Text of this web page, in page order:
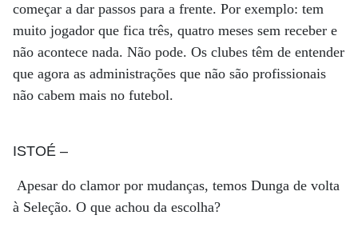
começar a dar passos para a frente. Por exemplo: tem
muito jogador que fica três, quatro meses sem receber e
não acontece nada. Não pode. Os clubes têm de entender
que agora as administrações que não são profissionais
não cabem mais no futebol.
ISTOÉ –
Apesar do clamor por mudanças, temos Dunga de volta
à Seleção. O que achou da escolha?